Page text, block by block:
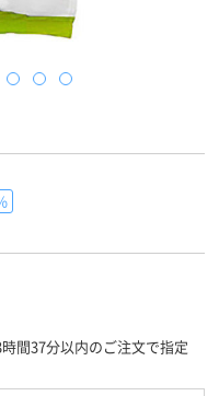
間37分以内のご注文で指定